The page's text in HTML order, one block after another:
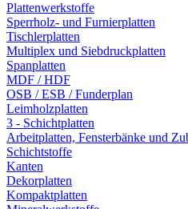
Plattenwerkstoffe
Sperrholz- und Furnierplatten
Tischlerplatten
Multiplex und Siebdruckplatten
Spanplatten
MDF / HDF
OSB / ESB / Funderplan
Leimholzplatten
3 - Schichtplatten
Arbeitplatten, Fensterbänke und
Schichtstoffe
Kanten
Dekorplatten
Kompaktplatten